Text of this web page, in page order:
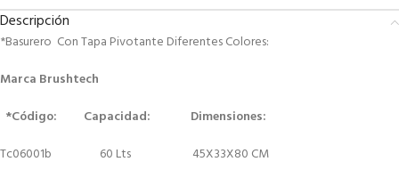
Descripción
*Basurero Con Tapa Pivotante Diferentes Colores:
Marca Brushtech
*Código: Capacidad: Dimensiones:
Tc06001b 60 Lts 45X33X80 CM